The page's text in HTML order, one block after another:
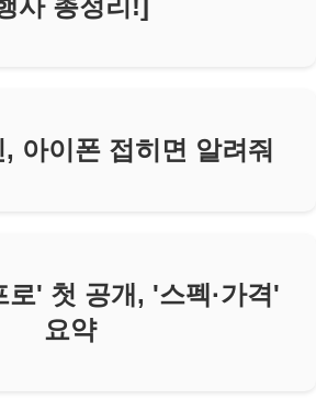
아이폰 접히면 알려줘
로' 첫 공개, '스펙·가격'
요약